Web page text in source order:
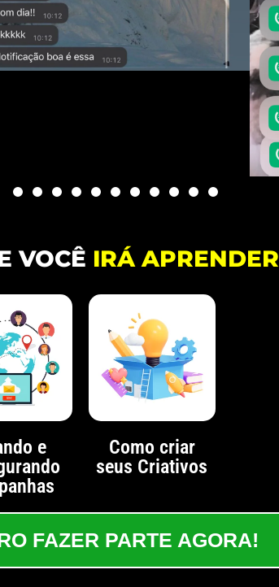
VOCÊ IRÁ APRENDER
e
Como criar
seus Criativos
FAZER PARTE AGORA!